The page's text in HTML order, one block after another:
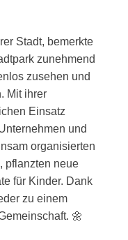
Stadt, bemerkte
zunehmend
zusehen und
Mit ihrer
Einsatz
und
organisierten
pflanzten neue
für Kinder. Dank
zu einem
🌼